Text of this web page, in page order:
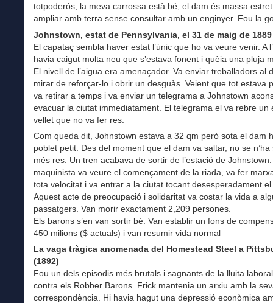
totpoderós, la meva carrossa està bé, el dam és massa
ampliar amb terra sense consultar amb un enginyer. Fou la
Johnstown, estat de Pennsylvania, el 31 de maig de 1889
El capataç sembla haver estat l’únic que ho va veure venir. A
havia caigut molta neu que s’estava fonent i quèia una pluja
El nivell de l’aigua era amenaçador. Va enviar treballadors al
mirar de reforçar-lo i obrir un desguàs. Veient que tot estava
va retirar a temps i va enviar un telegrama a Johnstown
evacuar la ciutat immediatament. El telegrama el va rebre un
vellet que no va fer res.
Com queda dit, Johnstown estava a 32 qm però sota el dam
poblet petit. Des del moment que el dam va saltar, no se n’ha
més res. Un tren acabava de sortir de l’estació de
maquinista va veure el començament de la riada, va fer
tota velocitat i va entrar a la ciutat tocant desesperadament el
Aquest acte de preocupació i solidaritat va costar la vida a
passatgers. Van morir exactament 2,209 persones.
Els barons s’en van sortir bé. Van establir un fons de
450 milions ($ actuals) i van resumir vida normal
La vaga tràgica anomenada del Homestead Steel a
(1892)
Fou un dels episodis més brutals i sagnants de la lluita
contra els Robber Barons. Frick mantenia un arxiu amb la
correspondència. Hi havia hagut una depressió econòmica